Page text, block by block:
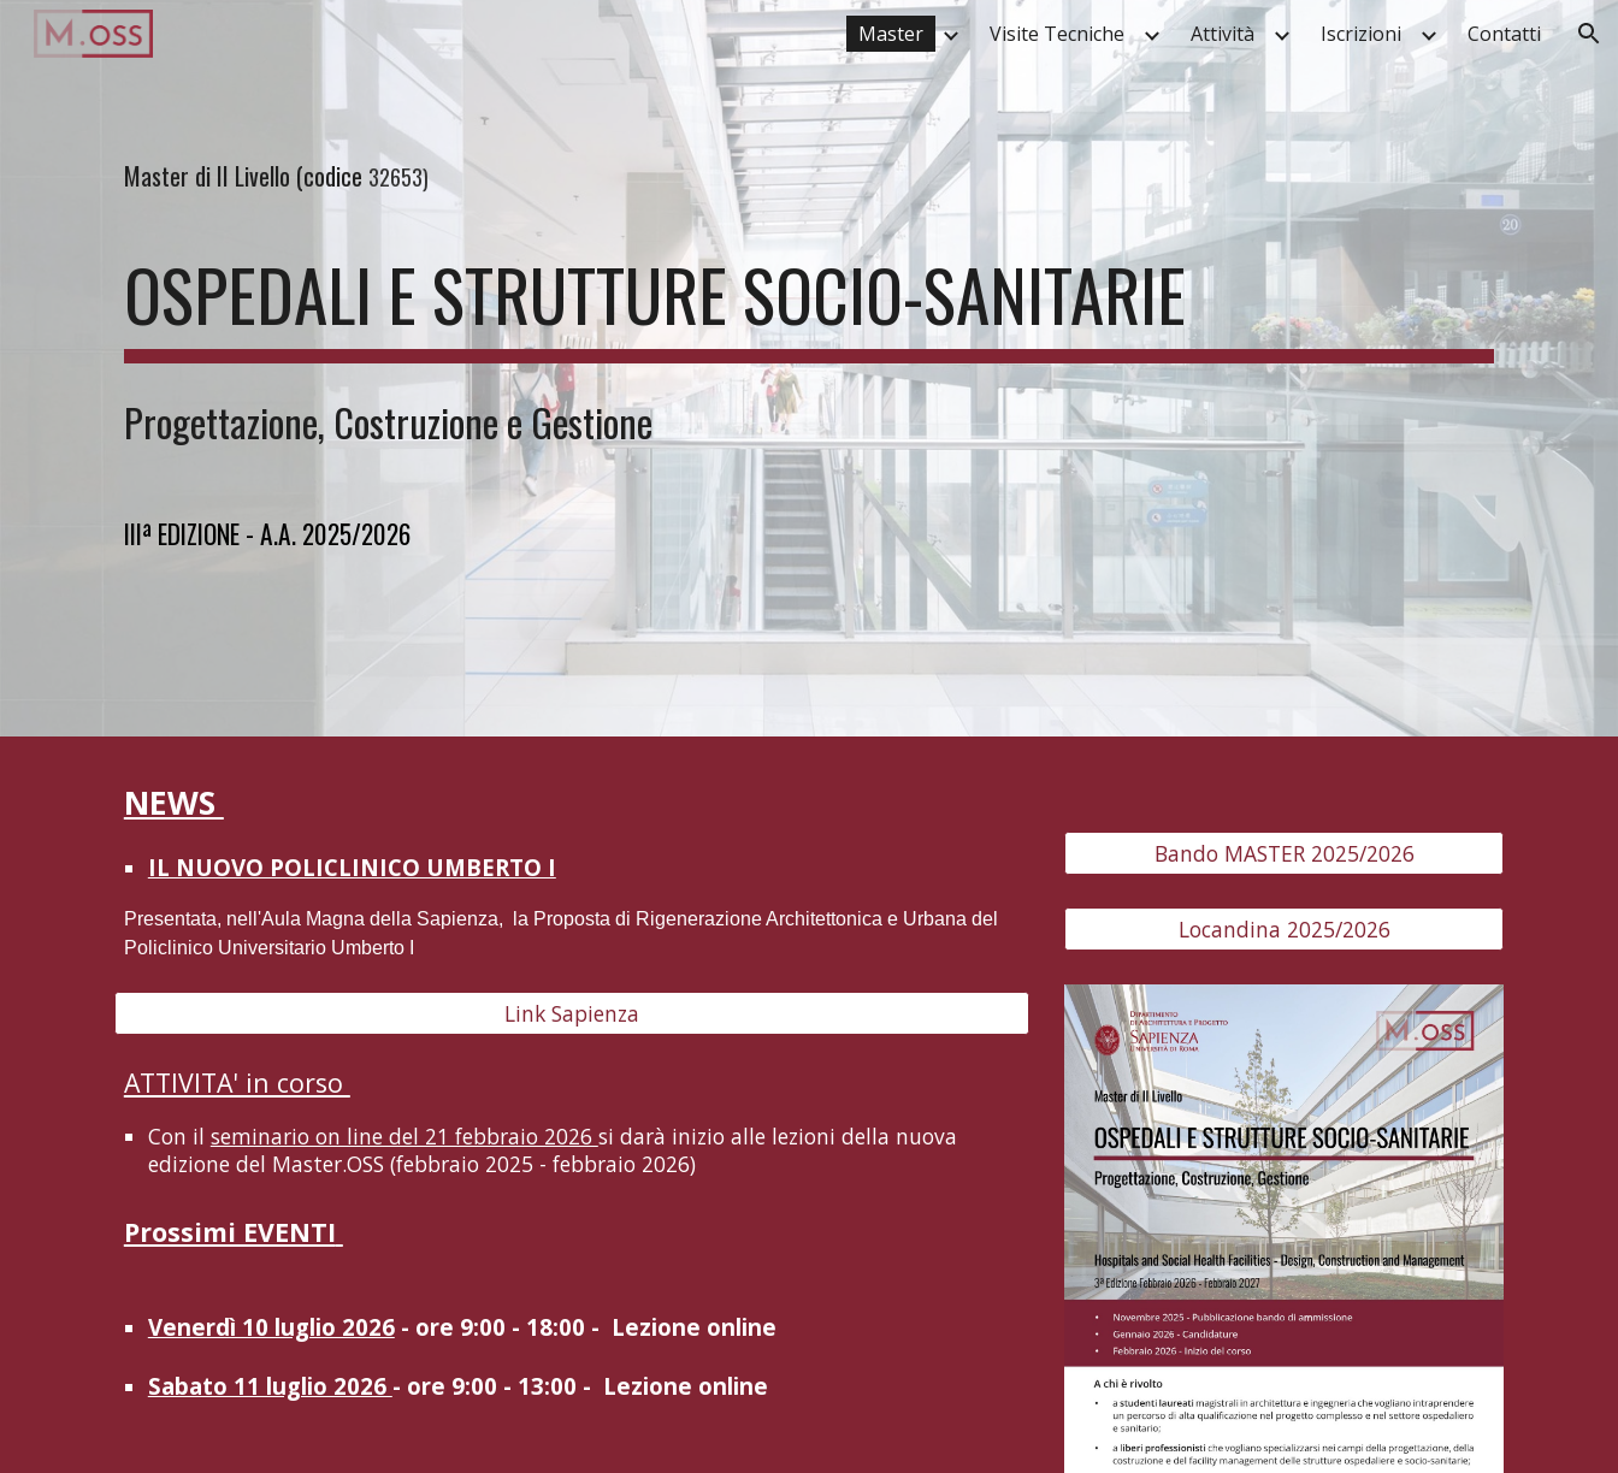
Skip to main content Skip to navigation
Master Visite Tecniche Attività Iscrizioni Contatti
Master di II Livello (codice 32653)
OSPEDALI E STRUTTURE SOCIO-SANITARIE
Progettazione, Costruzione e Gestione
IIIª EDIZIONE-A.A. 2025/2026
NEWS
IL NUOVO POLICLINICO UMBERTO I
Presentata, nell'Aula Magna della Sapienza, la Proposta di Rigenerazione Architettonica e Urbana del
Policlinico Universitario Umberto I
Link Sapienza
ATTIVITA' in corso
Con il seminario on line del 21 febbraio 2026 si darà inizio alle lezioni della nuova
edizione del Master.OSS (febbraio 2025 - febbraio 2026)
Prossimi EVENTI
Venerdì 10 luglio 2026- ore 9:00 - 18:00 - Lezione online
Sabato 11 luglio 2026 - ore 9:00 - 13:00 - Lezione online
Bando MASTER 2025/2026
Locandina 2025/2026